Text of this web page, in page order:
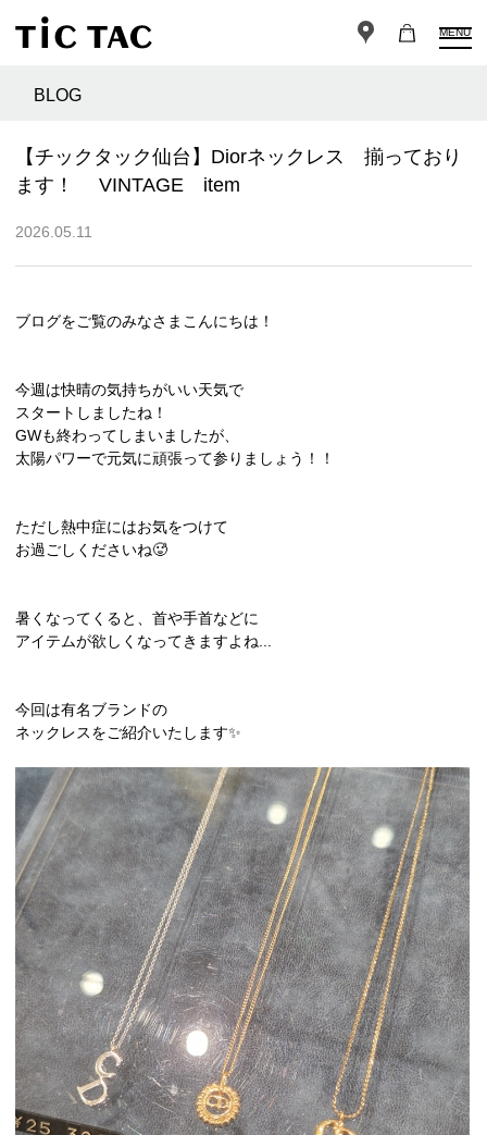
MENU
BLOG
【チックタック仙台】Diorネックレス 揃っており
ます！ VINTAGE item
2026.05.11
ブログをご覧のみなさまこんにちは！
今週は快晴の気持ちがいい天気で
スタートしましたね！
GWも終わってしまいましたが、
太陽パワーで元気に頑張って参りましょう！！
ただし熱中症にはお気をつけて
お過ごしくださいね🥵
暑くなってくると、首や手首などに
アイテムが欲しくなってきますよね...
今回は有名ブランドの
ネックレスをご紹介いたします✨